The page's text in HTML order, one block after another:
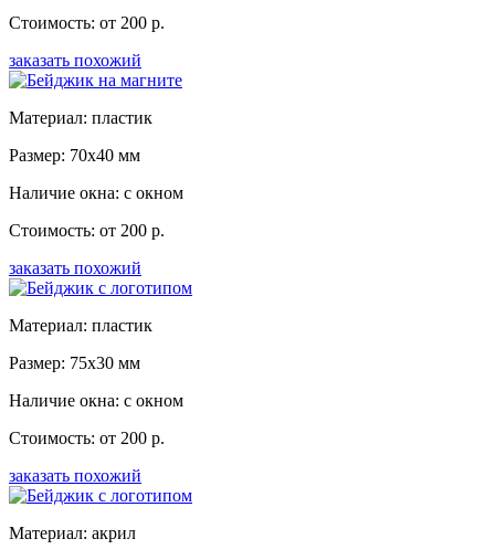
Стоимость: от 200 р.
заказать похожий
Материал: пластик
Размер: 70x40 мм
Наличие окна: с окном
Стоимость: от 200 р.
заказать похожий
Материал: пластик
Размер: 75x30 мм
Наличие окна: с окном
Стоимость: от 200 р.
заказать похожий
Материал: акрил